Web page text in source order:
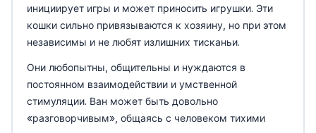
инициирует игры и может приносить игрушки. Эти
кошки сильно привязываются к хозяину, но при этом
независимы и не любят излишних тисканьи.
Они любопытны, общительны и нуждаются в
постоянном взаимодействии и умственной
стимуляции. Ван может быть довольно
«разговорчивым», общаясь с человеком тихими